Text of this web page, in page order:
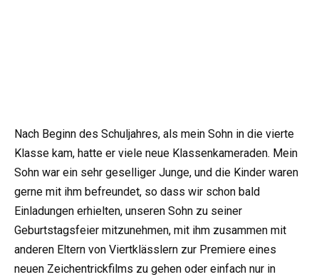
Nach Beginn des Schuljahres, als mein Sohn in die vierte
Klasse kam, hatte er viele neue Klassenkameraden. Mein
Sohn war ein sehr geselliger Junge, und die Kinder waren
gerne mit ihm befreundet, so dass wir schon bald
Einladungen erhielten, unseren Sohn zu seiner
Geburtstagsfeier mitzunehmen, mit ihm zusammen mit
anderen Eltern von Viertklässlern zur Premiere eines
neuen Zeichentrickfilms zu gehen oder einfach nur in